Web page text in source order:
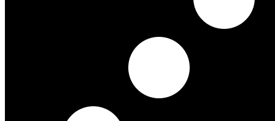
Darstellende Kunst
Kabinetttheater